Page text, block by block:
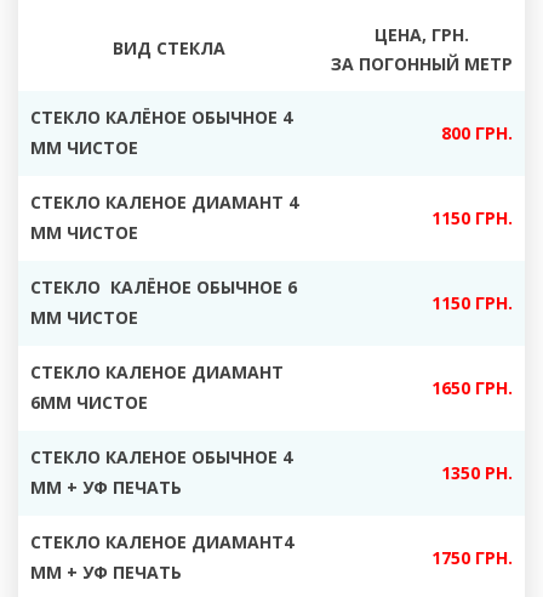
ВИД СТЕКЛА
ЦЕНА, ГРН.
ЗА ПОГОННЫЙ МЕТР
СТЕКЛО КАЛЁНОЕ ОБЫЧНОЕ 4
ММ ЧИСТОЕ
800 ГРН.
СТЕКЛО КАЛЕНОЕ ДИАМАНТ 4
ММ ЧИСТОЕ
1150 ГРН.
СТЕКЛО КАЛЁНОЕ ОБЫЧНОЕ 6
ММ ЧИСТОЕ
1150 ГРН.
СТЕКЛО КАЛЕНОЕ ДИАМАНТ
6ММ ЧИСТОЕ
1650 ГРН.
СТЕКЛО КАЛЕНОЕ ОБЫЧНОЕ 4
ММ + УФ ПЕЧАТЬ
1350 РН.
СТЕКЛО КАЛЕНОЕ ДИАМАНТ4
ММ + УФ ПЕЧАТЬ
1750 ГРН.